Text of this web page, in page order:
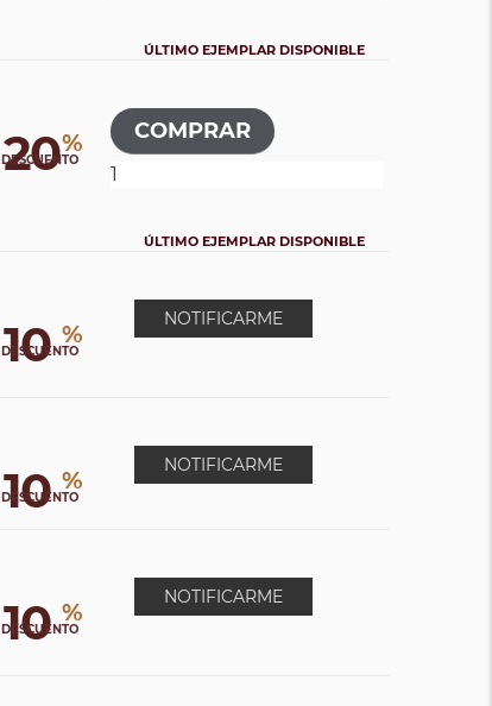
ÚLTIMO EJEMPLAR DISPONIBLE
20%
DESCUENTO
ÚLTIMO EJEMPLAR DISPONIBLE
10 %
DESCUENTO
NOTIFICARME
10 %
DESCUENTO
NOTIFICARME
10 %
DESCUENTO
NOTIFICARME